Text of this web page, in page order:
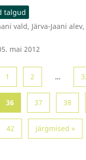
talgud
vald, Järva-Jaani
mai 2012
1 2 …
36 37 38
42 järgmised »